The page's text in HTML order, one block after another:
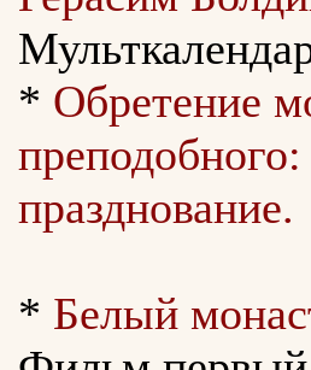
* Обретение
преподобного:
празднование.
* Белый